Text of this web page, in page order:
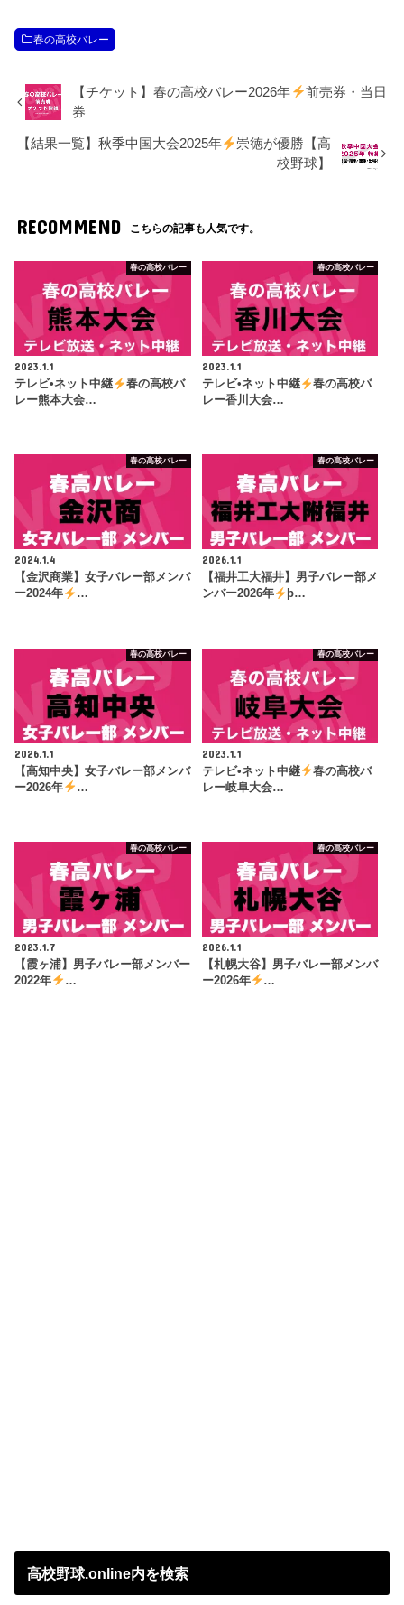
春の高校バレー
【チケット】春の高校バレー2026年
前売券・当日
券
【結果一覧】秋季中国大会2025年
崇徳が優勝【高
校野球】
RECOMMEND こちらの記事も人気です。
春の高校バレー
2023.1.1
テレビ•ネット中継
春の高校バ
レー熊本大会…
春の高校バレー
2023.1.1
テレビ•ネット中継
春の高校バ
レー香川大会…
春の高校バレー
2024.1.4
【金沢商業】女子バレー部メンバ
ー2024年
…
春の高校バレー
2026.1.1
【福井工大福井】男子バレー部メ
ンバー2026年
þ…
春の高校バレー
2026.1.1
【高知中央】女子バレー部メンバ
ー2026年
…
春の高校バレー
2023.1.1
テレビ•ネット中継
春の高校バ
レー岐阜大会…
春の高校バレー
2023.1.7
【霞ヶ浦】男子バレー部メンバー
2022年
…
春の高校バレー
2026.1.1
【札幌大谷】男子バレー部メンバ
ー2026年
…
高校野球.online内を検索